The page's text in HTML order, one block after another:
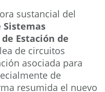
sustancial del
Sistemas
Estación de
de circuitos
asociada para
de
resumida el nuevo